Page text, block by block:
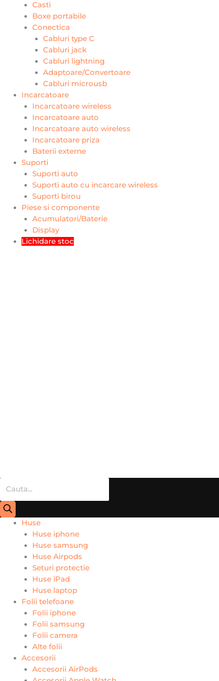
Casti
Boxe portabile
Conectica
Cabluri type C
Cabluri jack
Cabluri lightning
Adaptoare/Convertoare
Cabluri microusb
Incarcatoare
Incarcatoare wireless
Incarcatoare auto
Incarcatoare auto wireless
Incarcatoare priza
Baterii externe
Suporti
Suporti auto
Suporti auto cu incarcare wireless
Suporti birou
Piese si componente
Acumulatori/Baterie
Display
Lichidare stoc
Huse
Huse iphone
Huse samsung
Huse Airpods
Seturi protectie
Huse iPad
Huse laptop
Folii telefoane
Folii iphone
Folii samsung
Folii camera
Alte folii
Accesorii
Accesorii AirPods